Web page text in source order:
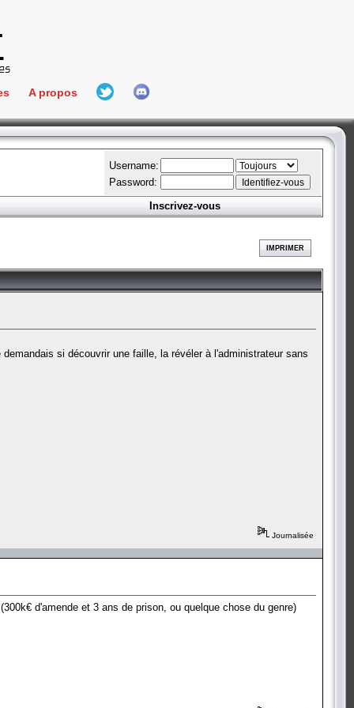
Connect
A propos
L'équipe
Hall Of Fame
Username:
Password:
Inscrivez-vous
IMPRIMER
si découvrir une faille, la révéler à l'administrateur sans
Journalisée
d'amende et 3 ans de prison, ou quelque chose du genre)